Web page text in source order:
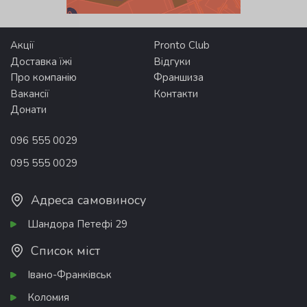
Акції
Pronto Club
Доставка їжі
Відгуки
Про компанію
Франшиза
Вакансії
Контакти
Донати
096 555 0029
095 555 0029
Адреса самовиносу
Шандора Петефі 29
Список міст
Івано-Франківськ
Коломия